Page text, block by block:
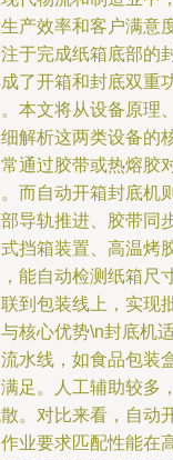
产效率和客户满意
于完成纸箱底部的
了开箱和封底双重
本文将从设备原理
解析这两类设备的
通过胶带或热熔胶
而自动开箱封底机
导轨推进、胶带同
挡箱装置、高温烤
能自动检测纸箱尺
到包装线上，实现
核心优势\n封底机
水线，如食品包装
足。人工辅助较多
。对比来看，自动
业要求匹配性能在